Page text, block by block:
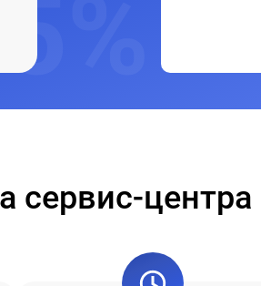
сервис-центра